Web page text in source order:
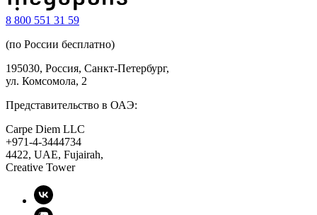
8 800 551 31 59
(по России бесплатно)
195030, Россия, Санкт-Петербург,
ул. Комсомола, 2
Представительство в ОАЭ:
Carpe Diem LLC
+971-4-3444734
4422, UAE, Fujairah,
Creative Tower